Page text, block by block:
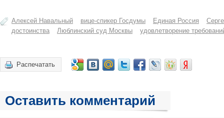
Алексей Навальный вице-спикер Госдумы Единая Россия
достоинства
Люблинский суд Москвы удовлетворение
Распечатать
Оставить комментарий